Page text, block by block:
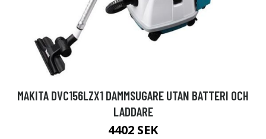
MAKITA DVC156LZX1 DAMMSUGARE UTAN BATTERI OCH
LADDARE
4402 SEK